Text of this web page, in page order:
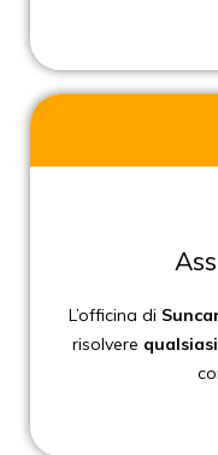
L’officina di
risolvere